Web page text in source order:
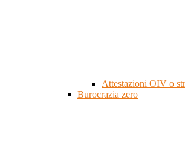
Attestazioni OIV o
Burocrazia zero